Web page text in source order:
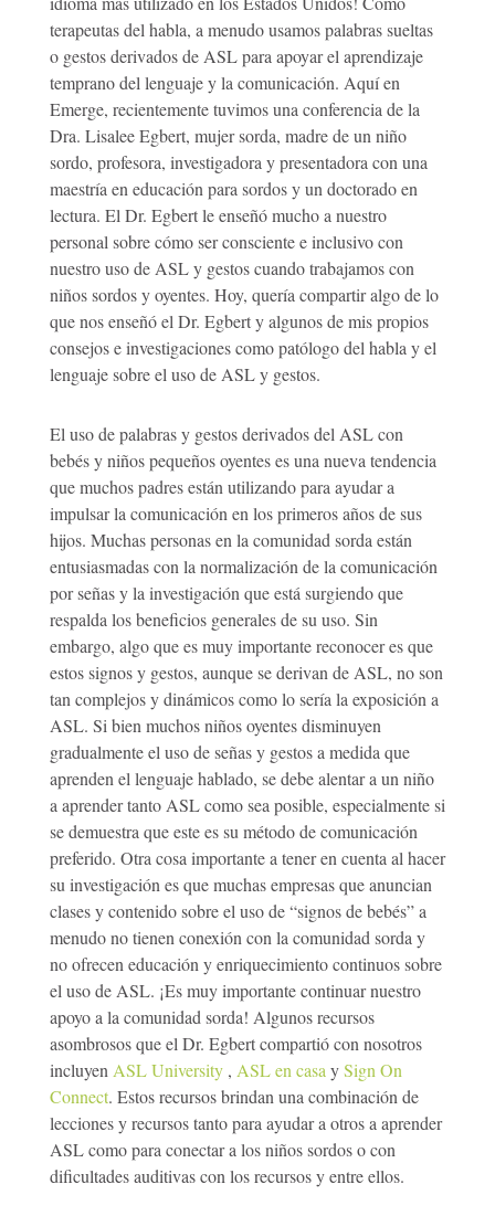
terapeutas del habla, a menudo usamos palabras sueltas
o gestos derivados de ASL para apoyar el aprendizaje
temprano del lenguaje y la comunicación. Aquí en
Emerge, recientemente tuvimos una conferencia de la
Dra. Lisalee Egbert, mujer sorda, madre de un niño
sordo, profesora, investigadora y presentadora con una
maestría en educación para sordos y un doctorado en
lectura. El Dr. Egbert le enseñó mucho a nuestro
personal sobre cómo ser consciente e inclusivo con
nuestro uso de ASL y gestos cuando trabajamos con
niños sordos y oyentes. Hoy, quería compartir algo de lo
que nos enseñó el Dr. Egbert y algunos de mis propios
consejos e investigaciones como patólogo del habla y el
lenguaje sobre el uso de ASL y gestos.
El uso de palabras y gestos derivados del ASL con
bebés y niños pequeños oyentes es una nueva tendencia
que muchos padres están utilizando para ayudar a
impulsar la comunicación en los primeros años de sus
hijos. Muchas personas en la comunidad sorda están
entusiasmadas con la normalización de la comunicación
por señas y la investigación que está surgiendo que
respalda los beneficios generales de su uso. Sin
embargo, algo que es muy importante reconocer es que
estos signos y gestos, aunque se derivan de ASL, no son
tan complejos y dinámicos como lo sería la exposición a
ASL. Si bien muchos niños oyentes disminuyen
gradualmente el uso de señas y gestos a medida que
aprenden el lenguaje hablado, se debe alentar a un niño
a aprender tanto ASL como sea posible, especialmente si
se demuestra que este es su método de comunicación
preferido. Otra cosa importante a tener en cuenta al hacer
su investigación es que muchas empresas que anuncian
clases y contenido sobre el uso de “signos de bebés” a
menudo no tienen conexión con la comunidad sorda y
no ofrecen educación y enriquecimiento continuos sobre
el uso de ASL. ¡Es muy importante continuar nuestro
apoyo a la comunidad sorda! Algunos recursos
asombrosos que el Dr. Egbert compartió con nosotros
incluyen ASL University , ASL en casa y Sign On
Connect. Estos recursos brindan una combinación de
lecciones y recursos tanto para ayudar a otros a aprender
ASL como para conectar a los niños sordos o con
dificultades auditivas con los recursos y entre ellos.